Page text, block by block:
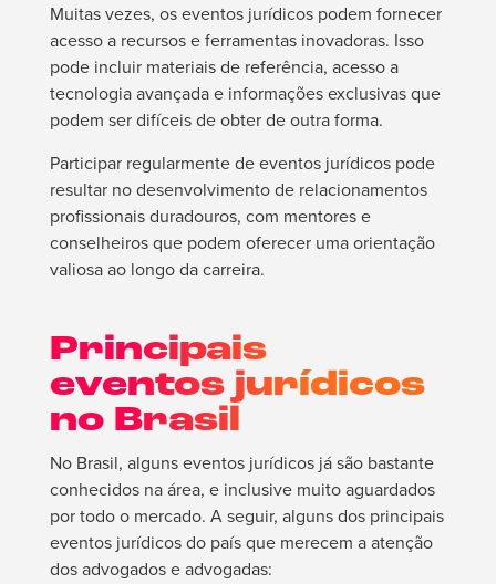
Muitas vezes, os eventos jurídicos podem fornecer
acesso a recursos e ferramentas inovadoras. Isso
pode incluir materiais de referência, acesso a
tecnologia avançada e informações exclusivas que
podem ser difíceis de obter de outra forma.
Participar regularmente de eventos jurídicos pode
resultar no desenvolvimento de relacionamentos
profissionais duradouros, com mentores e
conselheiros que podem oferecer uma orientação
valiosa ao longo da carreira.
Principais
eventos jurídicos
no Brasil
No Brasil, alguns eventos jurídicos já são bastante
conhecidos na área, e inclusive muito aguardados
por todo o mercado. A seguir, alguns dos principais
eventos jurídicos do país que merecem a atenção
dos advogados e advogadas: